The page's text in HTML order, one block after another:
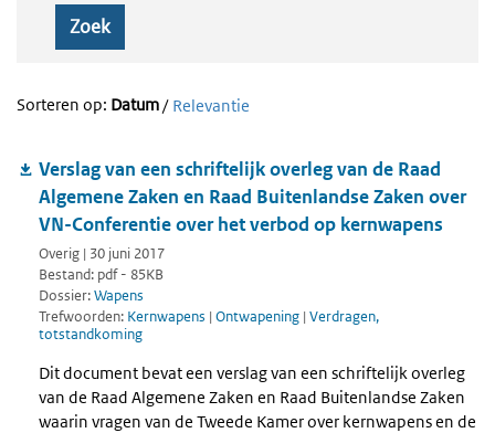
Zoek
Sorteren op: Datum/ Relevantie
Verslag van een schriftelijk overleg van de Raad
Algemene Zaken en Raad Buitenlandse Zaken over
VN-Conferentie over het verbod op kernwapens
Overig | 30 juni 2017
Bestand: pdf - 85KB
Dossier:Wapens
Trefwoorden: Kernwapens | Ontwapening | Verdragen,
totstandkoming
Dit document bevat een verslag van een schriftelijk overleg
van de Raad Algemene Zaken en Raad Buitenlandse Zaken
waarin vragen van de Tweede Kamer over kernwapens en de